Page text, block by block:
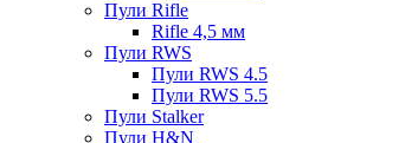
Пули Rifle
Rifle 4,5 мм
Пули RWS
Пули RWS 4.5
Пули RWS 5.5
Пули Stalker
Пули H&N